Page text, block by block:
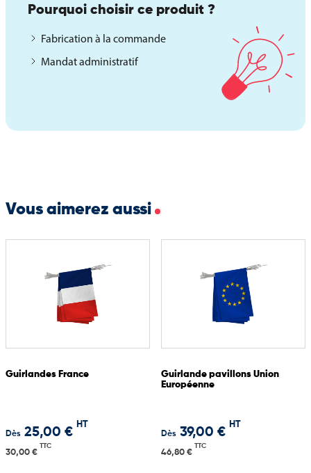
Pourquoi choisir ce produit ?
Fabrication à la commande
Mandat administratif
Vous aimerez aussi
Guirlandes France
Dès 25,00 €
HT
30,00 €
TTC
Guirlande pavillons Union
Européenne
Dès 39,00 €
HT
46,80 €
TTC